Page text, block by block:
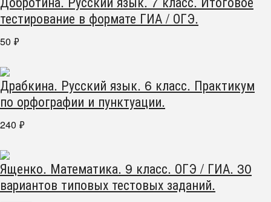
тестирование в формате ГИА / ОГЭ.
50 ₽
Драбкина. Русский язык. 6 класс. Практикум
по орфографии и пунктуации.
240 ₽
Ященко. Математика. 9 класс. ОГЭ / ГИА. 30
вариантов типовых тестовых заданий.